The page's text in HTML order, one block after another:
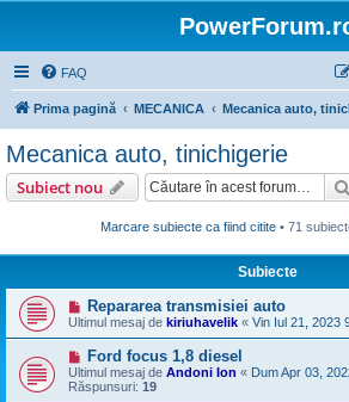
FAQ
Prima pagină MECANICA Mecanica auto,
Mecanica auto, tinichigerie
Subiect nou
Marcare subiecte ca fiind citite • 71
Subiecte
Repararea transmisiei auto
Ultimul mesaj de kiriuhavelik « Vin Iul 21, 2023
Ford focus 1,8 diesel
Ultimul mesaj de Andoni Ion « Dum Apr 03,
Răspunsuri: 19